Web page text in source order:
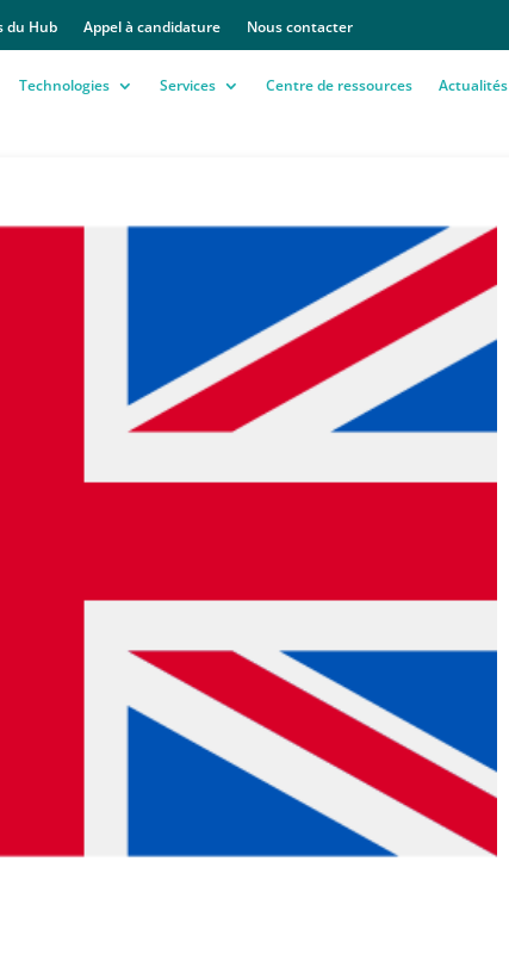
du Hub Appel à candidature Nous contacter
Technologies Services Centre de ressources Actualités